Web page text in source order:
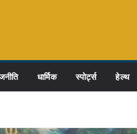
धार्मिक स्पोर्ट्स हेल्थ